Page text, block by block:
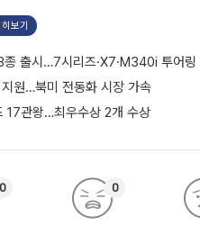
보기
출시…7시리즈·X7·M340i 투어링
원…북미 전동화 시장 가속
17관왕…최우수상 2개 수상
0 0